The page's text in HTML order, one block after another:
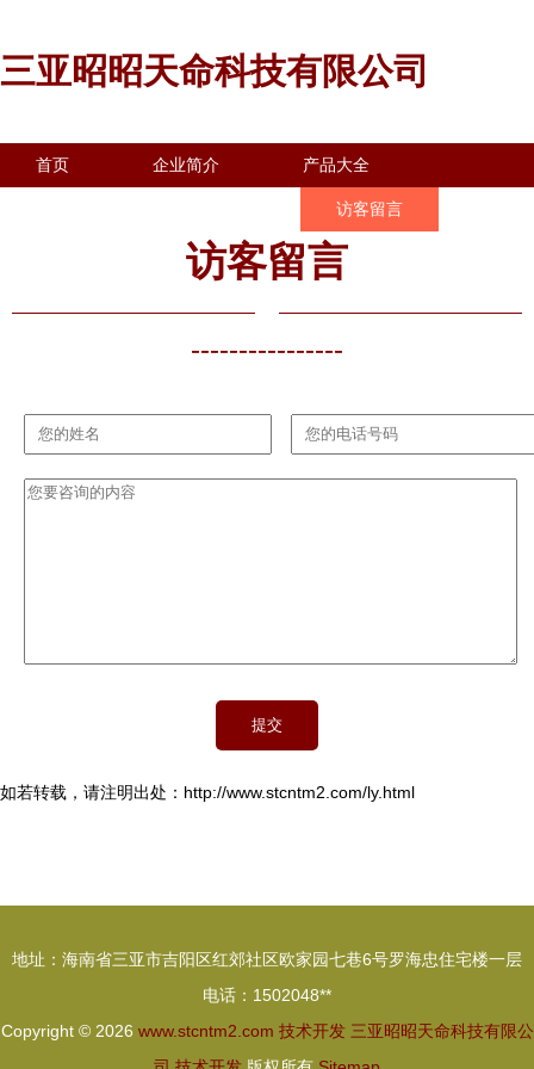
三亚昭昭天命科技有限公司
首页 企业简介 产品大全
访客留言
访客留言
----------------
如若转载，请注明出处：http://www.stcntm2.com/ly.html
地址：海南省三亚市吉阳区红郊社区欧家园七巷6号罗海忠住宅楼一层
电话：1502048**
Copyright © 2026 www.stcntm2.com 技术开发 三亚昭昭天命科技有限公